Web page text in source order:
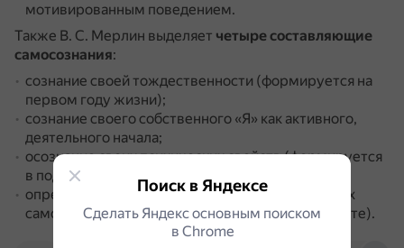
мотивированным поведением.
Также В. С. Мерлин выделяет четыре составляющие
самосознания:
сознание своей тождественности (формируется на
первом году жизни);
сознание своего собственного «Я» как активного,
деятельного начала;
осознание своих психических свойств (формируется
в подростковом и юношеском возрастах);
определённая система социально-нравственных
самооценок (формируется в юношеском возрасте).
Поиск в Яндексе
Сделать Яндекс основным поиском
в Сhrome